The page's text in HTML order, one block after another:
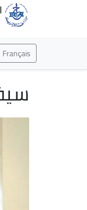
Français